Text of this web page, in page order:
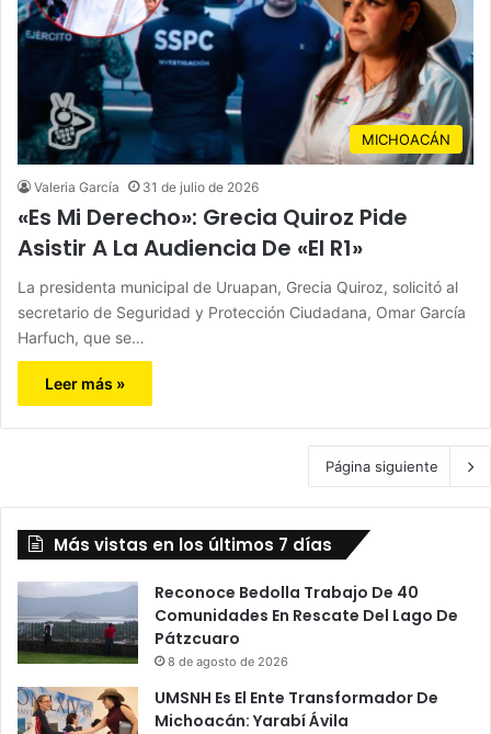
MICHOACÁN
Valeria García 31 de julio de 2026
«Es Mi Derecho»: Grecia Quiroz Pide
Asistir A La Audiencia De «El R1»
La presidenta municipal de Uruapan, Grecia Quiroz, solicitó al
secretario de Seguridad y Protección Ciudadana, Omar García
Harfuch, que se…
Leer más »
Página siguiente
Más vistas en los últimos 7 días
Reconoce Bedolla Trabajo De 40
Comunidades En Rescate Del Lago De
Pátzcuaro
8 de agosto de 2026
UMSNH Es El Ente Transformador De
Michoacán: Yarabí Ávila